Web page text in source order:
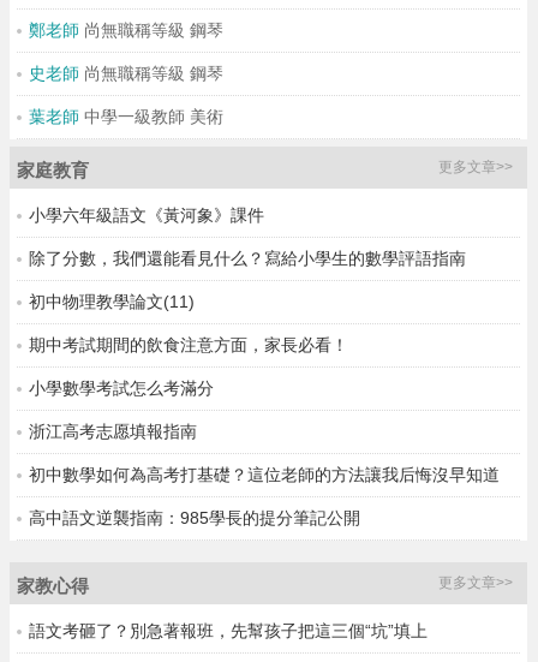
鄭老師 尚無職稱等級 鋼琴
史老師 尚無職稱等級 鋼琴
葉老師 中學一級教師 美術
更多文章>>
家庭教育
小學六年級語文《黃河象》課件
除了分數，我們還能看見什么？寫給小學生的數學評語指南
初中物理教學論文(11)
期中考試期間的飲食注意方面，家長必看！
小學數學考試怎么考滿分
浙江高考志愿填報指南
初中數學如何為高考打基礎？這位老師的方法讓我后悔沒早知道
高中語文逆襲指南：985學長的提分筆記公開
更多文章>>
家教心得
語文考砸了？別急著報班，先幫孩子把這三個“坑”填上